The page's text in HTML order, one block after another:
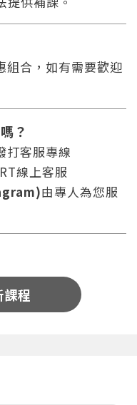
中的指示重新登
入，
者強制登出。
組合，如有需要歡迎
？
打客服專線
線上客服
由專人為您服
程